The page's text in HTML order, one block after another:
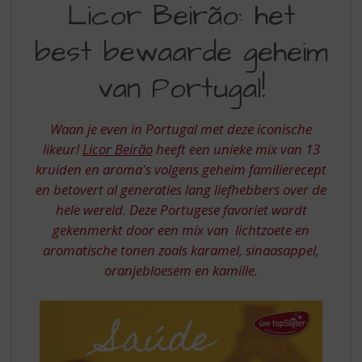
BEIRAO
HET
BEWAARDE
GEHEIM
VAN
PORTUGAL
Licor Beirão: het
best bewaarde geheim
van Portugal!
Waan je even in Portugal met deze iconische
likeur!Licor Beirãoheeft een unieke mix van 13
kruiden en aroma's volgens geheim familierecept
en betovert al generaties lang liefhebbers over de
hele wereld. Deze Portugese favoriet wordt
gekenmerkt door een mix van lichtzoete en
aromatische tonen zoals karamel, sinaasappel,
oranjebloesem en kamille.